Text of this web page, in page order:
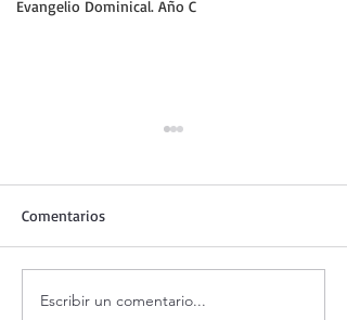
Evangelio Dominical. Año C
Coronilla de la Divina
Comentarios
Escribir un comentario...